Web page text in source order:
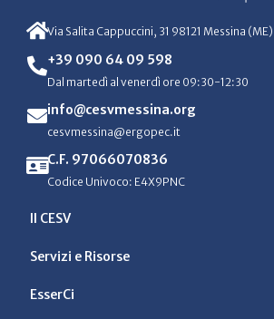
Via Salita Cappuccini, 31 98121 Messina (ME)
+39 090 64 09 598
Dal martedì al venerdì ore 09:30-12:30
info@cesvmessina.org
cesvmessina@ergopec.it
C.F. 97066070836
Codice Univoco: E4X9PNC
Il CESV
Servizi e Risorse
EsserCi